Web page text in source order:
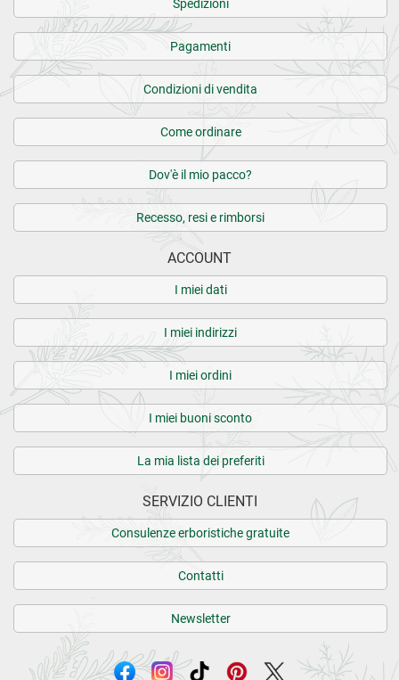
Spedizioni
Pagamenti
Condizioni di vendita
Come ordinare
Dov'è il mio pacco?
Recesso, resi e rimborsi
ACCOUNT
I miei dati
I miei indirizzi
I miei ordini
I miei buoni sconto
La mia lista dei preferiti
SERVIZIO CLIENTI
Consulenze erboristiche gratuite
Contatti
Newsletter